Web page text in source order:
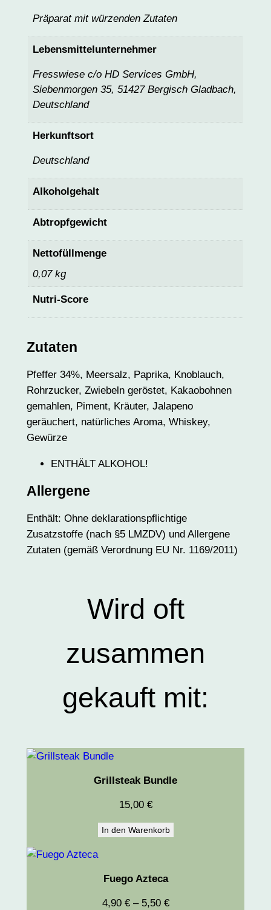
Präparat mit würzenden Zutaten
Lebensmittelunternehmer
Fresswiese c/o HD Services GmbH,
Siebenmorgen 35, 51427 Bergisch Gladbach,
Deutschland
Herkunftsort
Deutschland
Alkoholgehalt
Abtropfgewicht
Nettofüllmenge
0,07 kg
Nutri-Score
Zutaten
Pfeffer 34%, Meersalz, Paprika, Knoblauch,
Rohrzucker, Zwiebeln geröstet, Kakaobohnen
gemahlen, Piment, Kräuter, Jalapeno
geräuchert, natürliches Aroma, Whiskey,
Gewürze
ENTHÄLT ALKOHOL!
Allergene
Enthält: Ohne deklarationspflichtige
Zusatzstoffe (nach §5 LMZDV) und Allergene
Zutaten (gemäß Verordnung EU Nr. 1169/2011)
Wird oft
zusammen
gekauft mit:
Grillsteak Bundle
15,00 €
In den Warenkorb
Fuego Azteca
4,90 €– 5,50 €